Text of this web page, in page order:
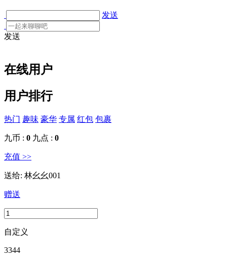
发送
发送
在线用户
用户排行
热门 趣味 豪华 专属 红包 包裹
九币 : 0 九点 : 0
充值 >>
送给: 林幺幺001
赠送
自定义
3344